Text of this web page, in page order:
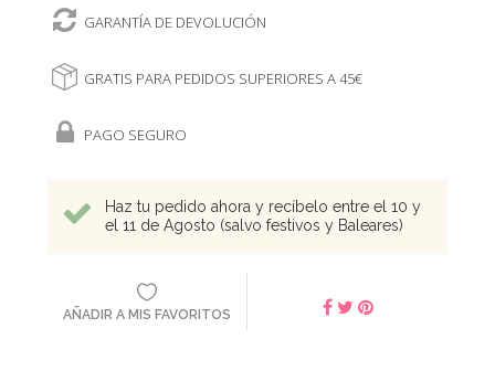
GARANTÍA DE DEVOLUCIÓN
GRATIS PARA PEDIDOS SUPERIORES A 45€
PAGO SEGURO
Haz tu pedido ahora y recíbelo entre el 10 y
el 11 de Agosto (salvo festivos y Baleares)
AÑADIR A MIS FAVORITOS